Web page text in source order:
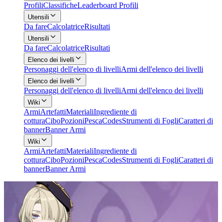
ProfiliClassificheLeaderboard Profili
Utensili
Da fareCalcolatriceRisultati
Utensili
Da fareCalcolatriceRisultati
Elenco dei livelli
Personaggi dell'elenco di livelliArmi dell'elenco dei livelli
Elenco dei livelli
Personaggi dell'elenco di livelliArmi dell'elenco dei livelli
Wiki
ArmiArtefattiMaterialiIngrediente di
cotturaCiboPozioniPescaCodesStrumenti di FogliCaratteri di
bannerBanner Armi
Wiki
ArmiArtefattiMaterialiIngrediente di
cotturaCiboPozioniPescaCodesStrumenti di FogliCaratteri di
bannerBanner Armi